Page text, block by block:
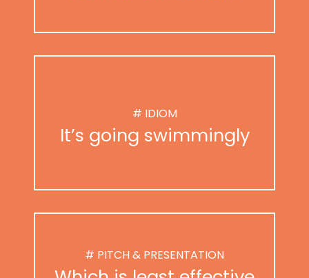
# IDIOM
It’s going swimmingly
# PITCH & PRESENTATION